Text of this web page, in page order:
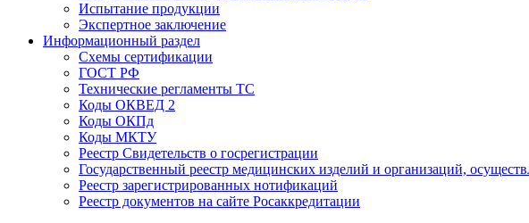
Испытание продукции
Экспертное заключение
Информационный раздел
Схемы сертификации
ГОСТ РФ
Технические регламенты ТС
Коды ОКВЕД 2
Коды ОКПд
Коды МКТУ
Реестр Свидетельств о госрегистрации
Государственный реестр медицинских изделий и организаций,
Реестр зарегистрированных нотификаций
Реестр документов на сайте Росаккредитации